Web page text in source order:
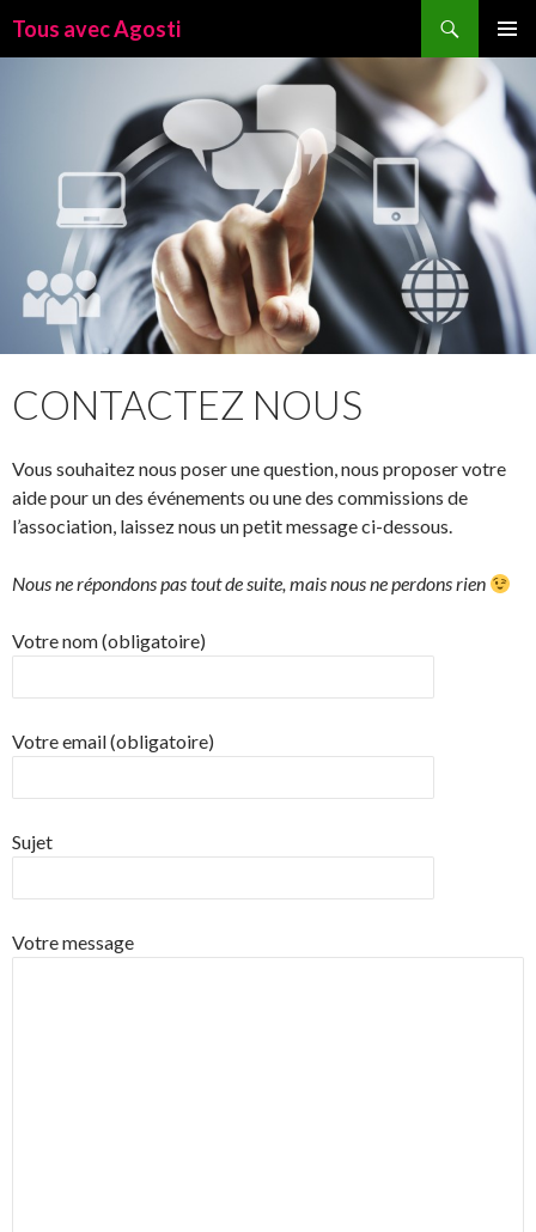
Tous avec Agosti
MENU
CONTACTEZ NOUS
Vous souhaitez nous poser une question, nous proposer votre
aide pour un des événements ou une des commissions de
l’association, laissez nous un petit message ci-dessous.
Nous ne répondons pas tout de suite, mais nous ne perdons rien
Votre nom (obligatoire)
Votre email (obligatoire)
Sujet
Votre message